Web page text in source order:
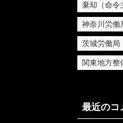
棄却（命令
神奈川労働
茨城労働局
関東地方整
最近のコ